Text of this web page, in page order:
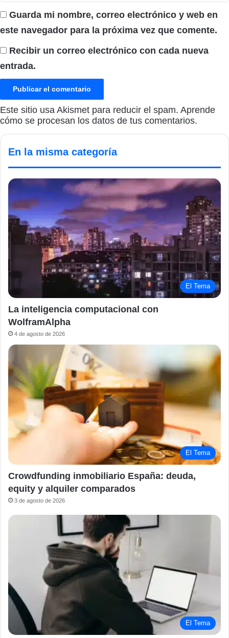
Guarda mi nombre, correo electrónico y web en
este navegador para la próxima vez que comente.
Recibir un correo electrónico con cada nueva
entrada.
Este sitio usa Akismet para reducir el spam. Aprende
cómo se procesan los datos de tus comentarios.
En la misma categoría
El Tema
La inteligencia computacional con
WolframAlpha
4 de agosto de 2026
El Tema
Crowdfunding inmobiliario España: deuda,
equity y alquiler comparados
3 de agosto de 2026
El Tema